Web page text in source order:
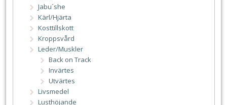
Jabu´she
Kärl/Hjärta
Kosttillskott
Kroppsvård
Leder/Muskler
Back on Track
Invärtes
Utvärtes
Livsmedel
Lusthöjande